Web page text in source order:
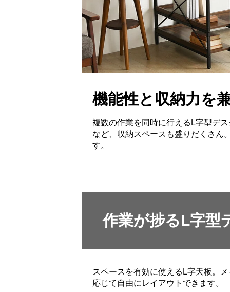
機能性と収納力を
複数の作業を同時に行えるL字型デ
など、収納スペースも盛りだくさん
す。
作業が捗るL字型
スペースを有効に使えるL字天板。
応じて自由にレイアウトできます。